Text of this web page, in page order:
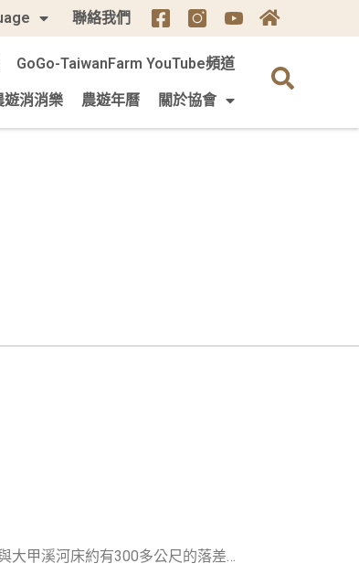
聯絡我們
GoGo-TaiwanFarm YouTube頻道
遊消消樂 農遊年曆 關於協會
大甲溪河床約有300多公尺的落差…